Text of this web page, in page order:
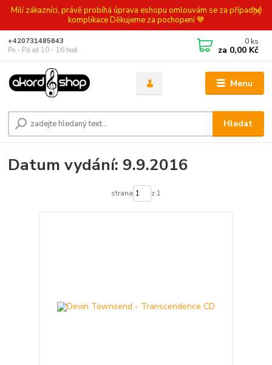
Milí zákazníci, právě probíhá úprava eshopu omlouvám se za případné
komplikace Děkujeme za pochopení 💙
Menu
Hledat
+420731485643
Po - Pá od 10 - 16 hod.
0 ks
za 0,00 Kč
Datum vydání: 9.9.2016
strana z 1